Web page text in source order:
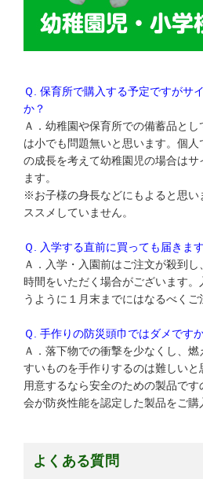
Ｑ. 保育所で購入する予定ですがサ
か？
Ａ．幼稚園や保育所での備蓄品と
は小でも問題無いと思います。個
の成長を考えて幼稚園児の場合は
ます。
※お子様の身長などにもよると思い
ススメしていません。
Ｑ. 入学する直前に買っても届きま
Ａ．入学・入園前はご注文が殺到
時間をいただく場合がございます
うように１月末までにはなるべくご
Ｑ. 手作りの防災頭巾ではダメです
Ａ．落下物での衝撃を少なくし、
すいものを手作りするのは難しい
用意するなら安全のための製品で
会が防炎性能を認定した製品をご購
よくある質問